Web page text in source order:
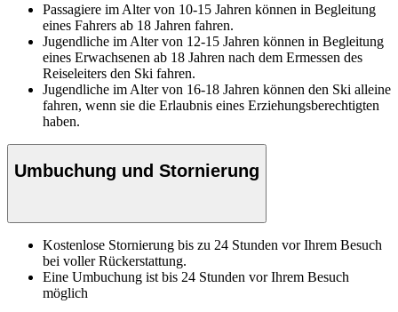
Passagiere im Alter von 10-15 Jahren können in Begleitung
eines Fahrers ab 18 Jahren fahren.
Jugendliche im Alter von 12-15 Jahren können in Begleitung
eines Erwachsenen ab 18 Jahren nach dem Ermessen des
Reiseleiters den Ski fahren.
Jugendliche im Alter von 16-18 Jahren können den Ski alleine
fahren, wenn sie die Erlaubnis eines Erziehungsberechtigten
haben.
Umbuchung und Stornierung
Kostenlose Stornierung bis zu 24 Stunden vor Ihrem Besuch
bei voller Rückerstattung.
Eine Umbuchung ist bis 24 Stunden vor Ihrem Besuch
möglich